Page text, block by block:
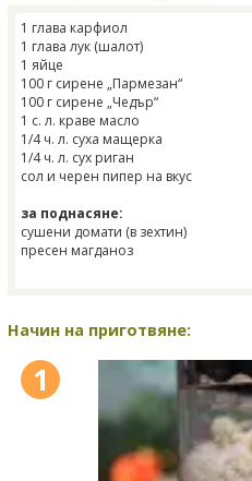
1 глава карфиол
1 глава лук (шалот)
1 яйце
100 г сирене „Пармезан“
100 г сирене „Чедър“
1 с. л. краве масло
1/4 ч. л. суха мащерка
1/4 ч. л. сух риган
сол и черен пипер на вкус
за поднасяне:
сушени домати (в зехтин)
пресен магданоз
Начин на приготвяне:
1